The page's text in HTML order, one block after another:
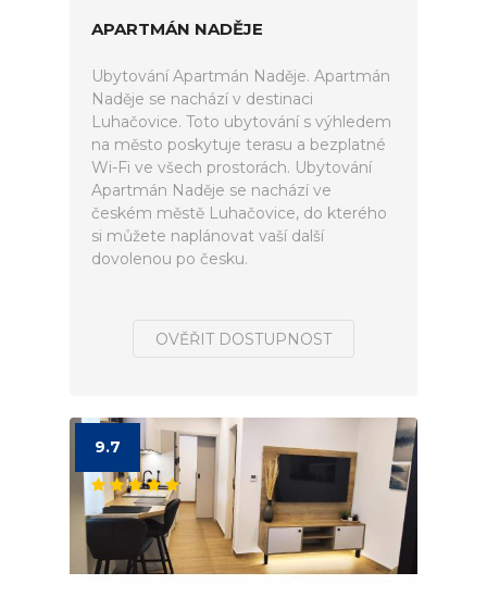
APARTMÁN NADĚJE
Ubytování Apartmán Naděje. Apartmán
Naděje se nachází v destinaci
Luhačovice. Toto ubytování s výhledem
na město poskytuje terasu a bezplatné
Wi-Fi ve všech prostorách. Ubytování
Apartmán Naděje se nachází ve
českém městě Luhačovice, do kterého
si můžete naplánovat vaší další
dovolenou po česku.
OVĚŘIT DOSTUPNOST
9.7